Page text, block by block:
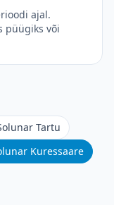
ajal.
püügiks või
Tartu
Kuressaare